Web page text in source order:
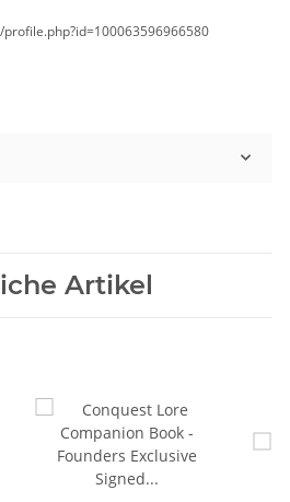
Artikel